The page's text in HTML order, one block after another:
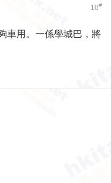
10#
車用。一係學城巴，將